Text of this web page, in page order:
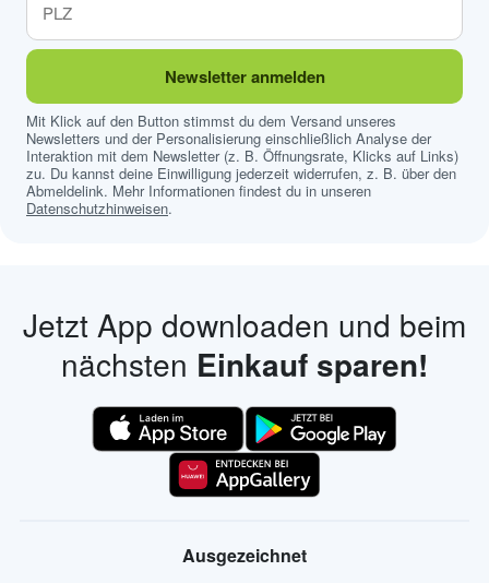
Newsletter anmelden
Mit Klick auf den Button stimmst du dem Versand unseres
Newsletters und der Personalisierung einschließlich Analyse der
Interaktion mit dem Newsletter (z. B. Öffnungsrate, Klicks auf Links)
zu. Du kannst deine Einwilligung jederzeit widerrufen, z. B. über den
Abmeldelink. Mehr Informationen findest du in unseren
Datenschutzhinweisen.
Jetzt App downloaden und beim
nächsten Einkauf sparen!
Ausgezeichnet